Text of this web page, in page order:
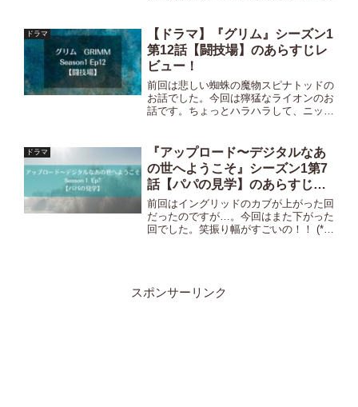
しまう大変な事件が起きてしまいまし
た…。※以下、ネタバレも含...
ドラマ
【ドラマ】『グリム』シーズン1
第12話【闘技場】のあらすじレ
ビュー！
前回は悲しい蜘蛛の魔物スピナトッドの
お話でした。今回は獰猛なライオンのお
話です。ちょっとハラハラして、ニック
※以下、ネタバレも含みますのでご注意
下さい！！※ 第12...
ドラマ
『アップロード〜デジタルなあ
の世へようこそ』シーズン1第7
話【パパの見学】のあらすじ・
ネタバレ・感想！
前回はイングリッドのカブが上がった回
だったのですが…。今回はまた下がった
回でした。笑振り幅がすごいの！！ (*
スポンサーリンク